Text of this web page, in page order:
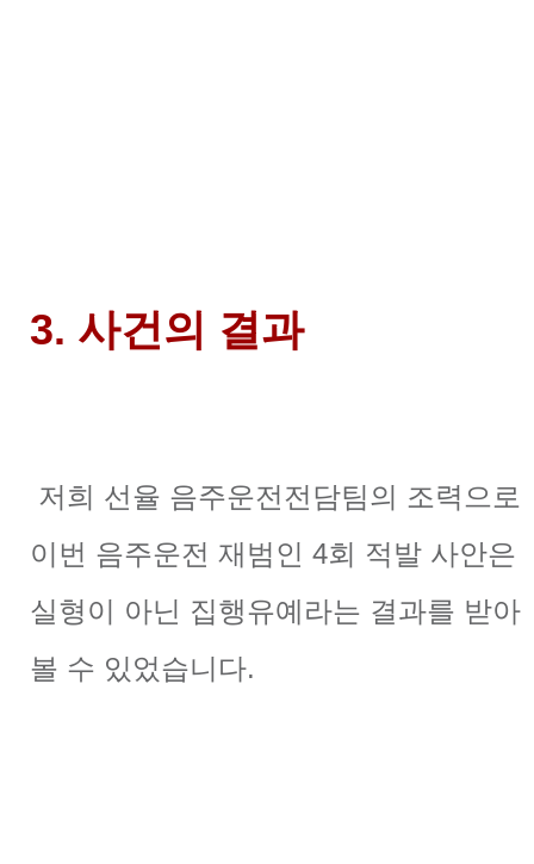
3. 사건의 결과
저희 선율 음주운전전담팀의 조력으로
이번 음주운전 재범인 4회 적발 사안은
실형이 아닌 집행유예라는 결과를 받아
볼 수 있었습니다.